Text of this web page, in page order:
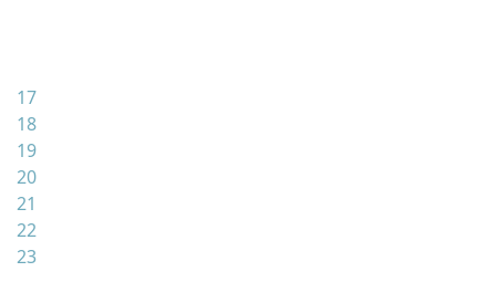
17
18
19
20
21
22
23